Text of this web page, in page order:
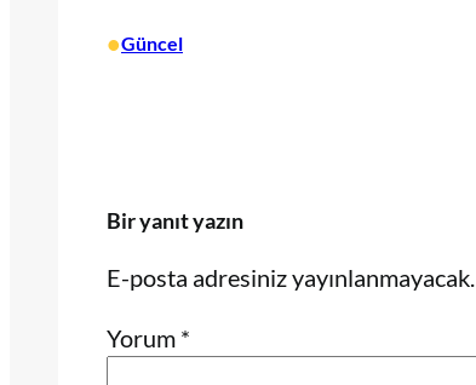
•Güncel
Bir yanıt yazın
E-posta adresiniz yayınlanmayacak.
Yorum *